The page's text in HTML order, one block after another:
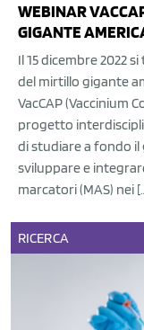
WEBINAR
GIGANTE
Il 15 dicembre 2022
del mirtillo gigante
VacCAP (Vaccinium
progetto
di studiare a fondo il
sviluppare e
marcatori (MAS) nei
RICERCA